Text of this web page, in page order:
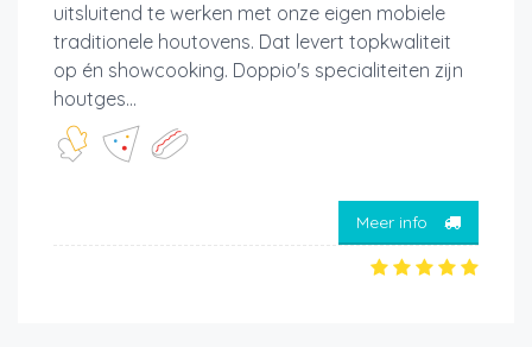
uitsluitend te werken met onze eigen mobiele
traditionele houtovens. Dat levert topkwaliteit
op én showcooking. Doppio's specialiteiten zijn
houtges...
Meer info